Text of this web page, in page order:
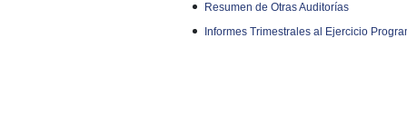
Resumen de Otras Auditorías
Informes Trimestrales al Ejercicio